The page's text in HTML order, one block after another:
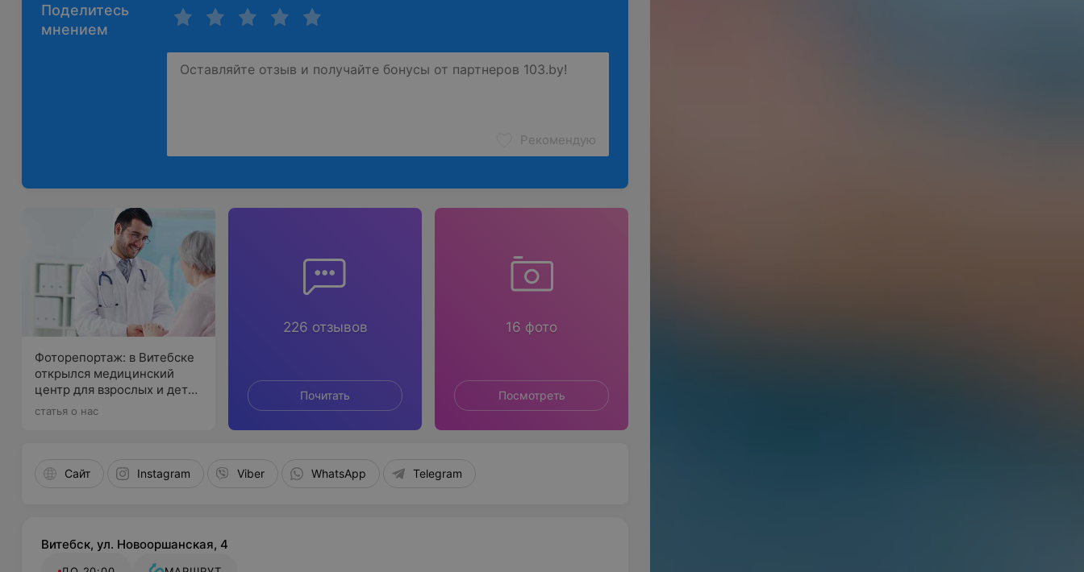
Поделитесь
мнением
Рекомендую
Фоторепортаж: в Витебске
открылся медицинский
центр для взрослых и детей
«СитиКлиник»
статья о нас
226 отзывов
Почитать
16 фото
Посмотреть
Сайт Instagram Viber WhatsApp Telegram
Витебск, ул. Новооршанская, 4